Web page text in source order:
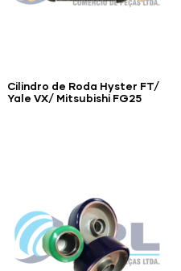
Cilindro de Roda Hyster FT/
Yale VX/ Mitsubishi FG25